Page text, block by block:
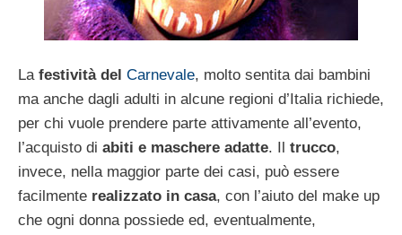
La festività del Carnevale, molto sentita dai bambini
ma anche dagli adulti in alcune regioni d’Italia richiede,
per chi vuole prendere parte attivamente all’evento,
l’acquisto di abiti e maschere adatte. Il trucco,
invece, nella maggior parte dei casi, può essere
facilmente realizzato in casa, con l’aiuto del make up
che ogni donna possiede ed, eventualmente,